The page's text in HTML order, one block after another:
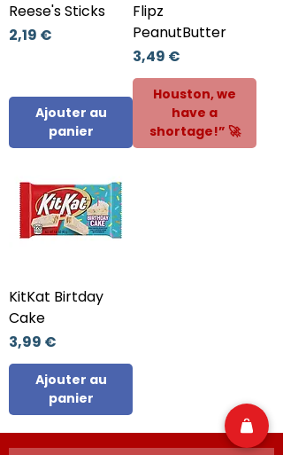
Reese's Sticks
Prix
2,19 €
Ajouter au
panier
Flipz
PeanutButter
Prix
3,49 €
Houston, we
have a
shortage!” 🚀
KitKat Birtday
Cake
Prix
3,99 €
Ajouter au
panier